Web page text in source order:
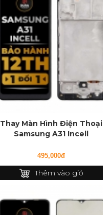
Thay Màn Hình Điện Thoại
Samsung A31 Incell
495,000đ
Thêm vào giỏ